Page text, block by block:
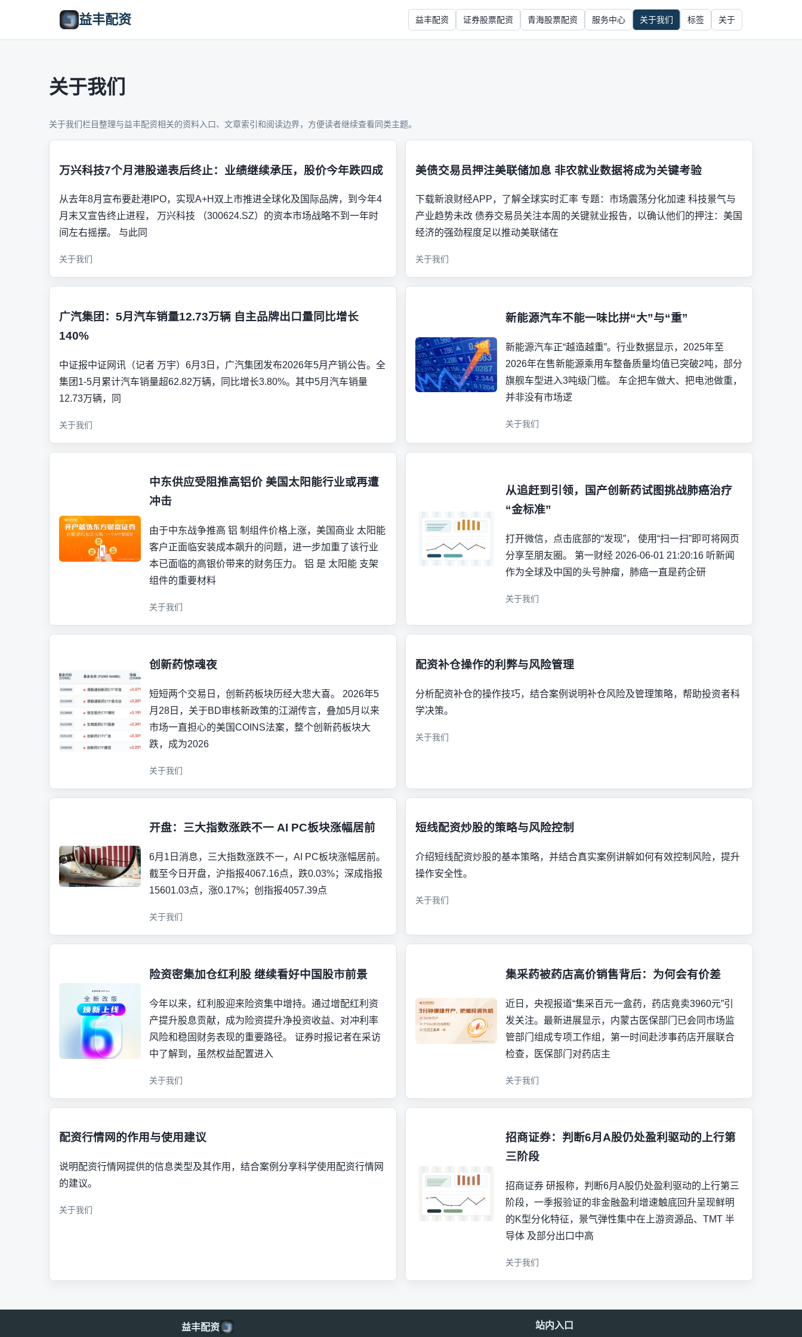
益丰配资 益丰配资 证券股票配资 青海股票配资 服务中心 关于我们 标签 关于
关于我们
关于我们栏目整理与益丰配资相关的资料入口、文章索引和阅读边界，方便读者继续查看同类主题。
万兴科技7个月港股递表后终止：业绩继续承压，股价今年跌四成
从去年8月宣布要赴港IPO，实现A+H双上市推进全球化及国际品牌，到今年4
月末又宣告终止进程， 万兴科技 （300624.SZ）的资本市场战略不到一年时
间左右摇摆。 与此同
关于我们
美债交易员押注美联储加息 非农就业数据将成为关键考验
下载新浪财经APP，了解全球实时汇率 专题：市场震荡分化加速 科技景气与
产业趋势未改 债券交易员关注本周的关键就业报告，以确认他们的押注：美国
经济的强劲程度足以推动美联储在
关于我们
广汽集团：5月汽车销量12.73万辆 自主品牌出口量同比增长
140%
中证报中证网讯（记者 万宇）6月3日，广汽集团发布2026年5月产销公告。全
集团1-5月累计汽车销量超62.82万辆，同比增长3.80%。其中5月汽车销量
12.73万辆，同
关于我们
新能源汽车不能一味比拼“大”与“重”
新能源汽车正“越造越重”。行业数据显示，2025年至
2026年在售新能源乘用车整备质量均值已突破2吨，部分
旗舰车型进入3吨级门槛。 车企把车做大、把电池做重，
并非没有市场逻
关于我们
中东供应受阻推高铝价 美国太阳能行业或再遭
冲击
由于中东战争推高 铝 制组件价格上涨，美国商业 太阳能
客户正面临安装成本飙升的问题，进一步加重了该行业
本已面临的高银价带来的财务压力。 铝 是 太阳能 支架
组件的重要材料
关于我们
从追赶到引领，国产创新药试图挑战肺癌治疗
“金标准”
打开微信，点击底部的“发现”， 使用“扫一扫”即可将网页
分享至朋友圈。 第一财经 2026-06-01 21:20:16 听新闻
作为全球及中国的头号肿瘤，肺癌一直是药企研
关于我们
创新药惊魂夜
短短两个交易日，创新药板块历经大悲大喜。 2026年5
月28日，关于BD审核新政策的江湖传言，叠加5月以来
市场一直担心的美国COINS法案，整个创新药板块大
跌，成为2026
关于我们
配资补仓操作的利弊与风险管理
分析配资补仓的操作技巧，结合案例说明补仓风险及管理策略，帮助投资者科
学决策。
关于我们
开盘：三大指数涨跌不一 AI PC板块涨幅居前
6月1日消息，三大指数涨跌不一，AI PC板块涨幅居前。
截至今日开盘，沪指报4067.16点，跌0.03%；深成指报
15601.03点，涨0.17%；创指报4057.39点
关于我们
短线配资炒股的策略与风险控制
介绍短线配资炒股的基本策略，并结合真实案例讲解如何有效控制风险，提升
操作安全性。
关于我们
险资密集加仓红利股 继续看好中国股市前景
今年以来，红利股迎来险资集中增持。通过增配红利资
产提升股息贡献，成为险资提升净投资收益、对冲利率
风险和稳固财务表现的重要路径。 证券时报记者在采访
中了解到，虽然权益配置进入
关于我们
集采药被药店高价销售背后：为何会有价差
近日，央视报道“集采百元一盒药，药店竟卖3960元”引
发关注。最新进展显示，内蒙古医保部门已会同市场监
管部门组成专项工作组，第一时间赴涉事药店开展联合
检查，医保部门对药店主
关于我们
配资行情网的作用与使用建议
说明配资行情网提供的信息类型及其作用，结合案例分享科学使用配资行情网
的建议。
关于我们
招商证券：判断6月A股仍处盈利驱动的上行第
三阶段
招商证券 研报称，判断6月A股仍处盈利驱动的上行第三
阶段，一季报验证的非金融盈利增速触底回升呈现鲜明
的K型分化特征，景气弹性集中在上游资源品、TMT 半
导体 及部分出口中高
关于我们
益丰配资 站内入口